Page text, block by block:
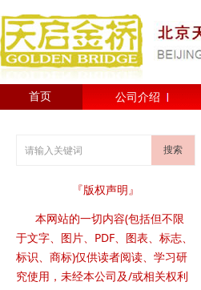
公司介绍
首页
搜索
『版权声明』
本网站的一切内容(包括但不限
于文字、图片、PDF、图表、标志、
标识、商标)仅供读者阅读、学习研
究使用，未经本公司及/或相关权利